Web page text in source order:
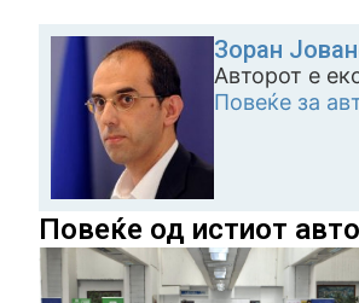
Зоран
Авторот е
Повеќе за
Повеќе од истиот